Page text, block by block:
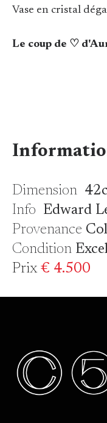
Vase en cristal
Le coup de ♡
Dimension
Info Edward
Provenance
Condition
Prix€ 4.500